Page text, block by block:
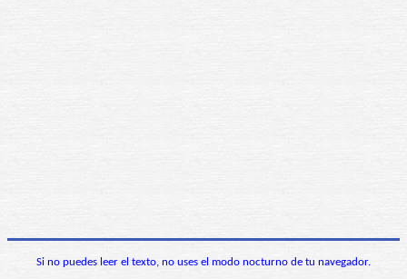
Si no puedes leer el texto, no uses el modo nocturno de tu navegador.